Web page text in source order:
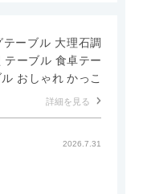
ーブル 大理石調
ーブル 食卓テー
おしゃれ かっこ
詳細を見る
2026.7.31